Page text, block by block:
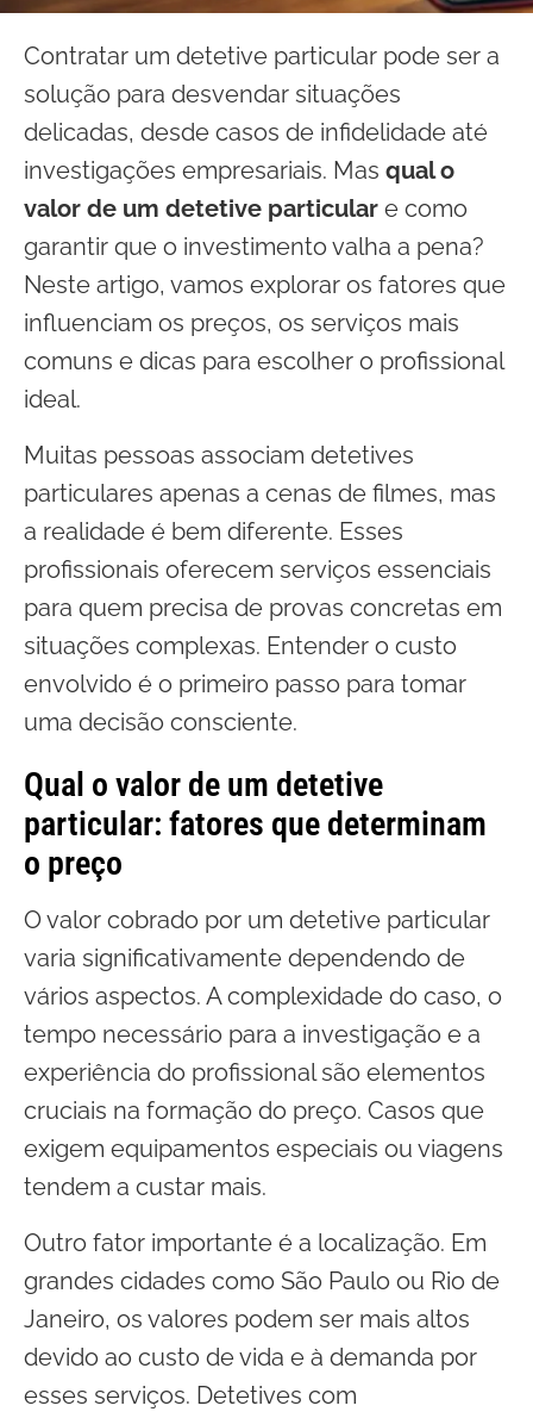
Contratar um detetive particular pode ser a
solução para desvendar situações
delicadas, desde casos de infidelidade até
investigações empresariais. Mas qual o
valor de um detetive particular e como
garantir que o investimento valha a pena?
Neste artigo, vamos explorar os fatores que
influenciam os preços, os serviços mais
comuns e dicas para escolher o profissional
ideal.
Muitas pessoas associam detetives
particulares apenas a cenas de filmes, mas
a realidade é bem diferente. Esses
profissionais oferecem serviços essenciais
para quem precisa de provas concretas em
situações complexas. Entender o custo
envolvido é o primeiro passo para tomar
uma decisão consciente.
Qual o valor de um detetive
particular: fatores que determinam
o preço
O valor cobrado por um detetive particular
varia significativamente dependendo de
vários aspectos. A complexidade do caso, o
tempo necessário para a investigação e a
experiência do profissional são elementos
cruciais na formação do preço. Casos que
exigem equipamentos especiais ou viagens
tendem a custar mais.
Outro fator importante é a localização. Em
grandes cidades como São Paulo ou Rio de
Janeiro, os valores podem ser mais altos
devido ao custo de vida e à demanda por
esses serviços. Detetives com